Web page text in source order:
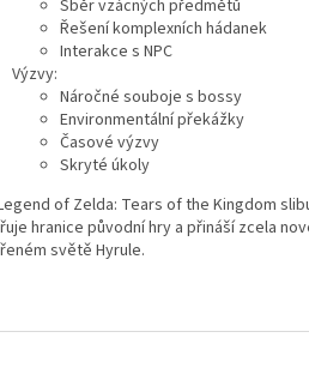
Sběr vzácných předmětů
Řešení komplexních hádanek
Interakce s NPC
Výzvy:
Náročné souboje s bossy
Environmentální překážky
Časové výzvy
Skryté úkoly
of Zelda: Tears of the Kingdom
hranice původní hry a přináší zcela
světě Hyrule.